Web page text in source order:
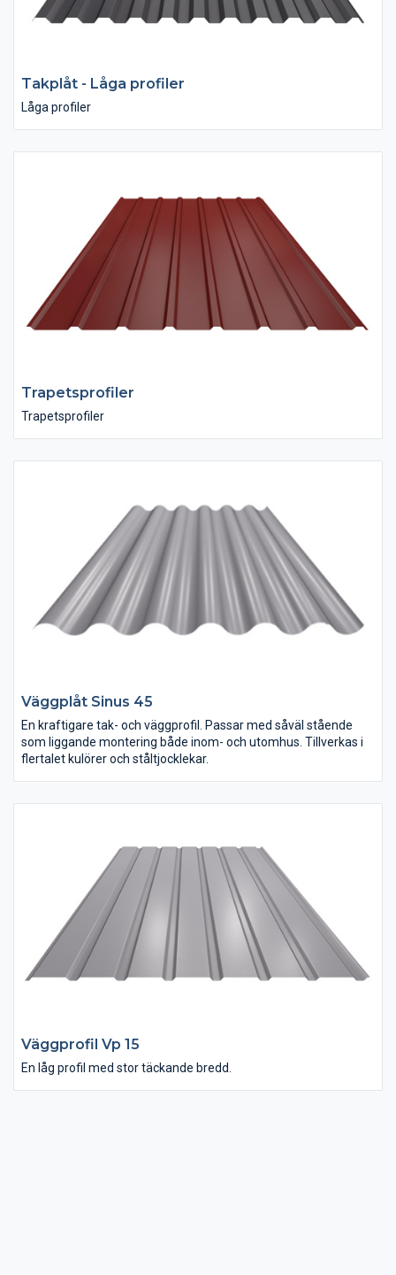
Takplåt - Låga profiler
Låga profiler
Trapetsprofiler
Trapetsprofiler
Väggplåt Sinus 45
En kraftigare tak- och väggprofil. Passar med såväl stående
som liggande montering både inom- och utomhus. Tillverkas i
flertalet kulörer och ståltjocklekar.
Väggprofil Vp 15
En låg profil med stor täckande bredd.